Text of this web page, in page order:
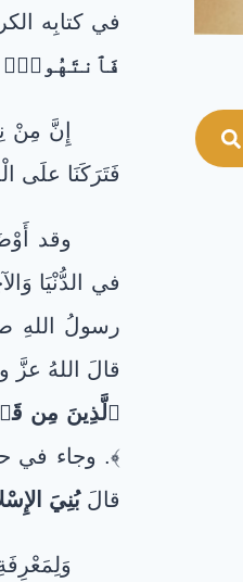
في كتابِه
فَٱنتَهُواْۚ
إِنَّ مِنْ
فَتَرَكَنَا علَى
وقد
في الدُّنْيَا
رسولُ اللهِ
قالَ اللهُ
ٱلَّذِينَ مِن
﴾. وجاء في
قالَبُنِيَ